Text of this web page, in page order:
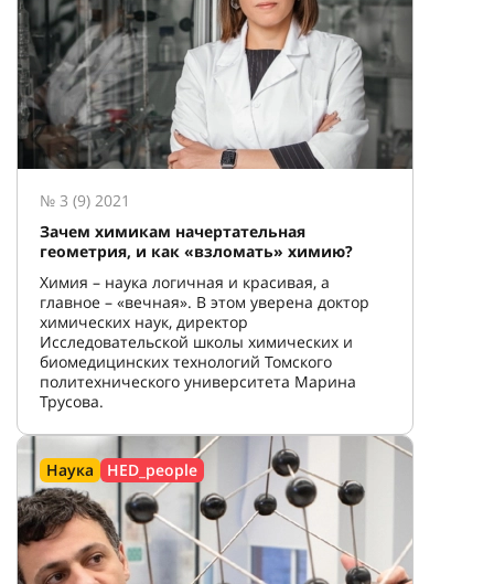
№ 3 (9) 2021
Зачем химикам начертательная
геометрия, и как «взломать» химию?
Химия – наука логичная и красивая, а
главное – «вечная». В этом уверена доктор
химических наук, директор
Исследовательской школы химических и
биомедицинских технологий Томского
политехнического университета Марина
Трусова.
Наука HED_people